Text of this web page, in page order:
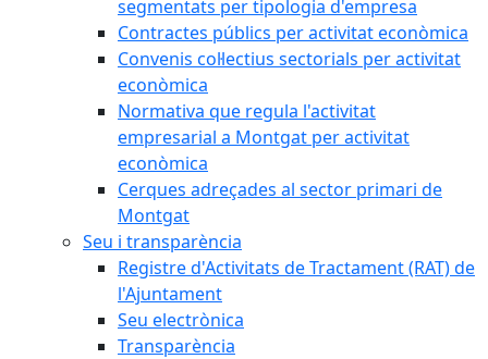
segmentats per tipologia d'empresa
Contractes públics per activitat econòmica
Convenis col·lectius sectorials per activitat
econòmica
Normativa que regula l'activitat
empresarial a Montgat per activitat
econòmica
Cerques adreçades al sector primari de
Montgat
Seu i transparència
Registre d'Activitats de Tractament (RAT) de
l'Ajuntament
Seu electrònica
Transparència